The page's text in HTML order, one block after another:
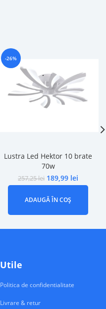
-26%
Lustra Led Hektor 10 brate
70w
257,25lei 189,99 lei
ADAUGĂ ÎN COȘ
Utile
Politica de confidentialitate
Livrare & retur